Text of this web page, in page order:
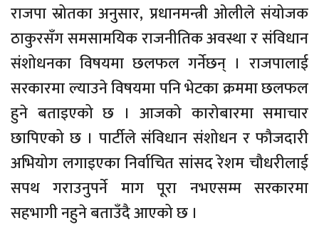
राजपा स्रोतका अनुसार, प्रधानमन्त्री ओलीले संयोजक
ठाकुरसँग समसामयिक राजनीतिक अवस्था र संविधान
संशोधनका विषयमा छलफल गर्नेछन् । राजपालाई
सरकारमा ल्याउने विषयमा पनि भेटका क्रममा छलफल
हुने बताइएको छ । आजको कारोबारमा समाचार
छापिएको छ । पार्टीले संविधान संशोधन र फौजदारी
अभियोग लगाइएका निर्वाचित सांसद रेशम चौधरीलाई
सपथ गराउनुपर्ने माग पूरा नभएसम्म सरकारमा
सहभागी नहुने बताउँदै आएको छ ।